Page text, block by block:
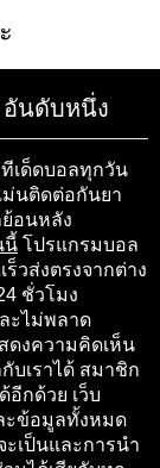
อันดับหนึ่ง
เด็ดบอลทุกวัน
นติดต่อกันยา
อนหลัง
นี้ โปรแกรมบอล
วส่งตรงจากต่าง
ชั่วโมง
ะไม่พลาด
ดงความคิดเห็น
บเราได้ สมาชิก
กด้วย เว็บ
ะข้อมูลทั้งหมด
ะเป็นและการนำ